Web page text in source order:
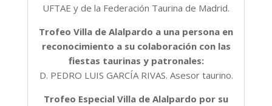
UFTAE y de la Federación Taurina de Madrid.
Trofeo Villa de Alalpardo a una persona en
reconocimiento a su colaboración con las
fiestas taurinas y patronales:
D. PEDRO LUIS GARCÍA RIVAS. Asesor taurino.
Trofeo Especial Villa de Alalpardo por su